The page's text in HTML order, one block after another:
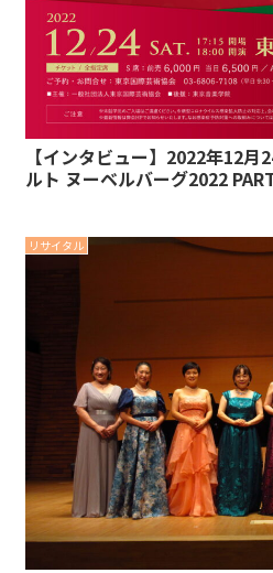
【インタビュー】2022年12
ルト ヌーベルバーグ2022
リサイタル